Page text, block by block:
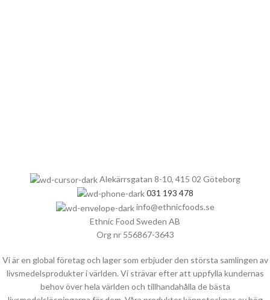
Alekärrsgatan 8-10, 415 02 Göteborg
031 193 478
info@ethnicfoods.se
Ethnic Food Sweden AB
Org nr 556867-3643
Vi är en global företag och lager som erbjuder den största samlingen av
livsmedelsprodukter i världen. Vi strävar efter att uppfylla kundernas
behov över hela världen och tillhandahålla de bästa